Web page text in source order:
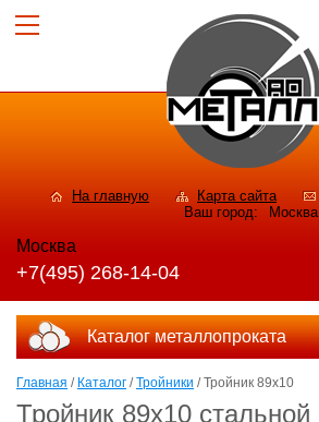
На главную Карта сайта
Ваш город:
Москва
Москва
+7(495) 268-14-04
Каталог металлопроката
Главная / Каталог /Тройники / Тройник 89х10
Тройник 89х10 стальной